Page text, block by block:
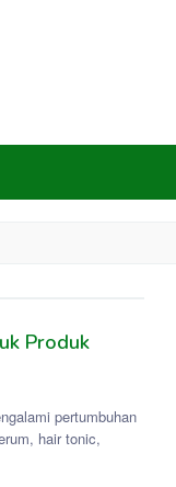
Produk
pertumbuhan
hair tonic,